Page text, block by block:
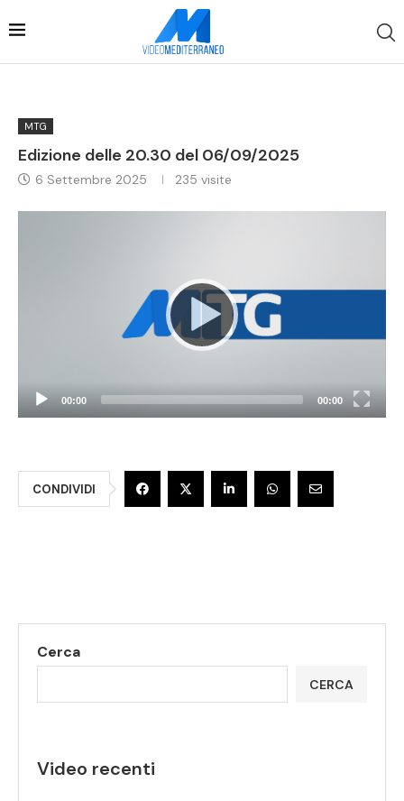
MTG
Edizione delle 20.30 del 06/09/2025
6 Settembre 2025 235 visite
00:00 00:00
CONDIVIDI
Cerca
CERCA
Video recenti